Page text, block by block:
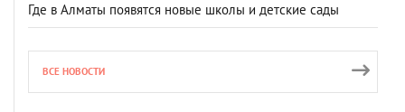
Где в Алматы появятся новые школы и детские сады
ВСЕ НОВОСТИ